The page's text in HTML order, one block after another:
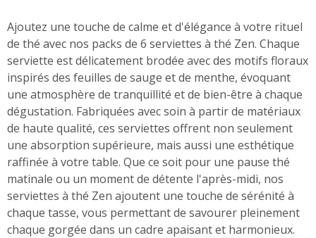
Ajoutez une touche de calme et d'élégance à votre rituel
de thé avec nos packs de 6 serviettes à thé Zen. Chaque
serviette est délicatement brodée avec des motifs floraux
inspirés des feuilles de sauge et de menthe, évoquant
une atmosphère de tranquillité et de bien-être à chaque
dégustation. Fabriquées avec soin à partir de matériaux
de haute qualité, ces serviettes offrent non seulement
une absorption supérieure, mais aussi une esthétique
raffinée à votre table. Que ce soit pour une pause thé
matinale ou un moment de détente l'après-midi, nos
serviettes à thé Zen ajoutent une touche de sérénité à
chaque tasse, vous permettant de savourer pleinement
chaque gorgée dans un cadre apaisant et harmonieux.